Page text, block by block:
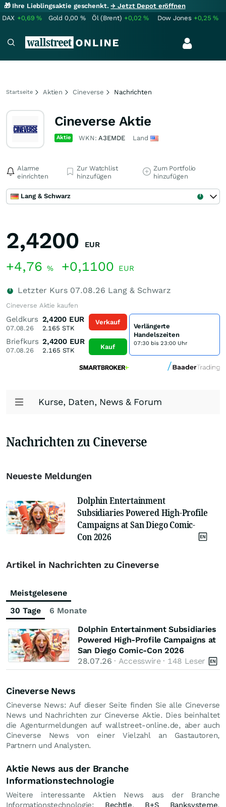
🎁 Ihre Lieblingsaktie geschenkt.→ Jetzt Depot eröffnen
DAX +0,69% Gold 0,00 % Öl (Brent) +0,02% Dow Jones +0,25%
Startseite Aktien Cineverse Nachrichten
Cineverse Aktie
Aktie WKN:A3EMDE Land
Alarme
einrichten
Zur Watchlist
hinzufügen
Zum Portfolio
hinzufügen
Lang & Schwarz
2,4200 EUR
+4,76 % +0,1100 EUR
Letzter Kurs 07.08.26 Lang & Schwarz
Cineverse Aktie kaufen
Geldkurs
07.08.26
2,4200 EUR
2.165 STK
Briefkurs
07.08.26
2,4200 EUR
2.165 STK
Verkauf
Kauf
Verlängerte
Handelszeiten
07:30 bis 23:00 Uhr
Kurse, Daten, News & Forum
Nachrichten zu Cineverse
Neueste Meldungen
Dolphin Entertainment
Subsidiaries Powered High-Profile
Campaigns at San Diego Comic-
Con 2026
Artikel in Nachrichten zu Cineverse
Meistgelesene
30 Tage
6 Monate
Dolphin Entertainment Subsidiaries
Powered High-Profile Campaigns at
San Diego Comic-Con 2026
28.07.26 · Accesswire · 148 Leser
Cineverse News
Cineverse News: Auf dieser Seite finden Sie alle Cineverse
News und Nachrichten zur Cineverse Aktie. Dies beinhaltet
die Agenturmeldungen auf wallstreet-online.de, aber auch
Cineverse News von einer Vielzahl an Gastautoren,
Partnern und Analysten.
Aktie News aus der Branche
Informationstechnologie
Weitere interessante Aktien News aus der Branche
Informationstechnologie: Bechtle, B+S Banksysteme,